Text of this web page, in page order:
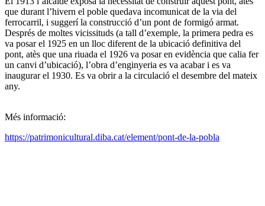
que durant l’hivern el poble quedava incomunicat de la via del
ferrocarril, i suggerí la construcció d’un pont de formigó armat.
Després de moltes vicissituds (a tall d’exemple, la primera pedra es
va posar el 1925 en un lloc diferent de la ubicació definitiva del
pont, atès que una riuada el 1926 va posar en evidència que calia fer
un canvi d’ubicació), l’obra d’enginyeria es va acabar i es va
inaugurar el 1930. Es va obrir a la circulació el desembre del mateix
any.
Més informació:
https://patrimonicultural.diba.cat/element/pont-de-la-pobla